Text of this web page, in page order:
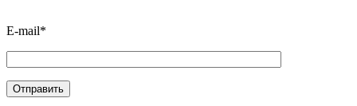
E-mail*